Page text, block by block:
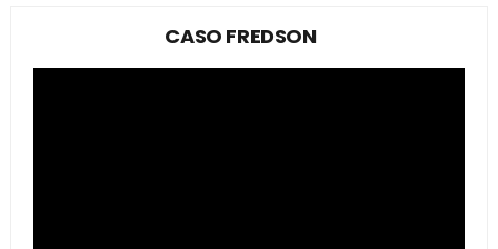
CASO FREDSON